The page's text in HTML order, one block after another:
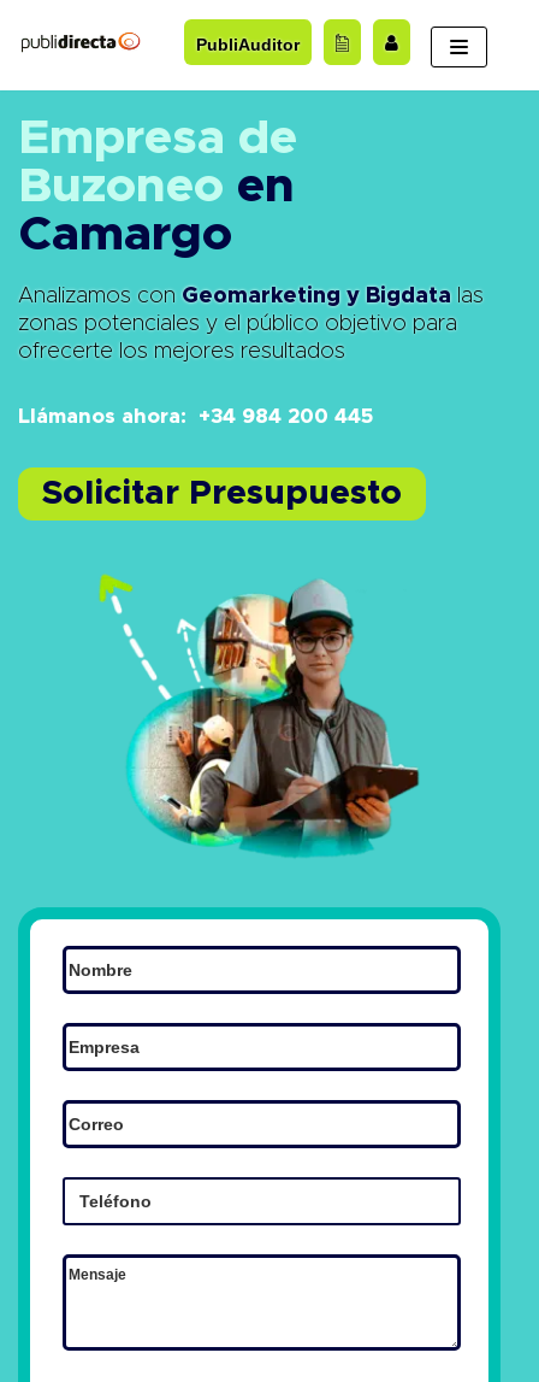
al
PubliAuditor
Empresa de
Buzoneo en
Camargo
Analizamos con Geomarketing y Bigdatalas
zonas potenciales y el público objetivo para
ofrecerte los mejores resultados
Llámanos ahora: +34 984 200 445
Solicitar Presupuesto